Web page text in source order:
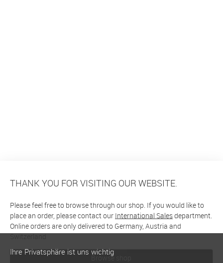
THANK YOU FOR VISITING OUR WEBSITE.
Please feel free to browse through our shop. If you would like to
place an order, please contact our International Salesdepartment.
Online orders are only delivered to Germany, Austria and
Switzerland
Browse shop
Ihre Privatsphäre ist uns wichtig